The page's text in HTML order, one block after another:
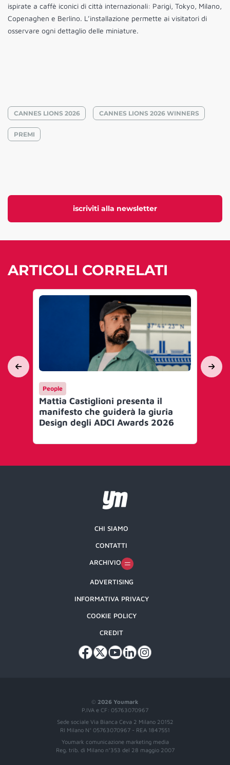
iscriviti alla newsletter
ispirate a caffè iconici di città internazionali: Parigi, Tokyo, Milano,
Copenaghen e Berlino. L’installazione permette ai visitatori di
osservare ogni dettaglio delle miniature.
CANNES LIONS 2026 CANNES LIONS 2026 WINNERS
PREMI
ARTICOLI CORRELATI
People
Mattia Castiglioni presenta il
manifesto che guiderà la giuria
Design degli ADCI Awards 2026
© 2026 Youmark
P.IVA e CF: 05763070967
Sede sociale Via Bianca Ceva 2 Milano 20152
RI Milano N° 05763070967 - REA 1847551
Youmark comunicazione marketing media
Reg. trib. di Milano n°353 del 28 maggio 2007
CHI SIAMO
CONTATTI
ARCHIVIO
ADVERTISING
INFORMATIVA PRIVACY
COOKIE POLICY
CREDIT